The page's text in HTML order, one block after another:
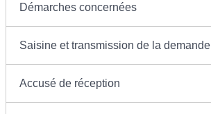
Démarches concernées
Saisine et transmission de la demande
Accusé de réception